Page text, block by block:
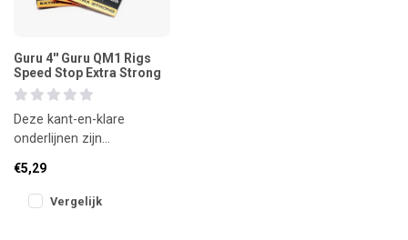
Guru 4'' Guru QM1 Rigs
Speed Stop Extra Strong
Deze kant-en-klare
onderlijnen zijn
maximale inhaking én
gebruiksgemak. De Speed
€5,29
Vergelijk